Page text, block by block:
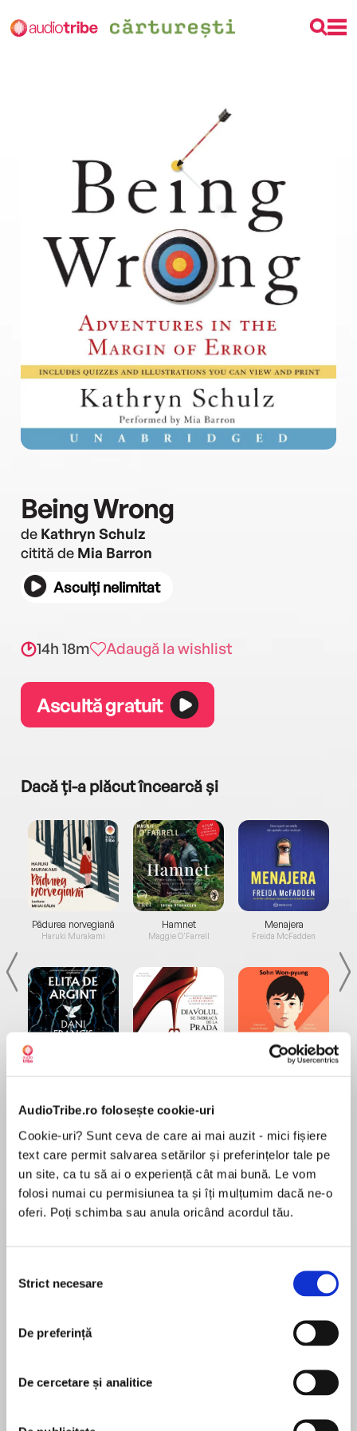
AudioTribe.ro folosește cookie-uri
Cookie-uri? Sunt ceva de care ai mai auzit - mici fișiere
text care permit salvarea setărilor și preferințelor tale pe
un site, ca tu să ai o experiență cât mai bună. Le vom
folosi numai cu permisiunea ta și îți mulțumim dacă ne-o
oferi. Poți schimba sau anula oricând acordul tău.
consimțământului
Strict necesare
De preferință
De cercetare și analitice
Being Wrong
de Kathryn Schulz
citită de Mia Barron
Asculți nelimitat
14h 18m Adaugă la wishlist
Ascultă gratuit
Dacă ți-a plăcut încearcă și
Pădurea norvegiană
Haruki Murakami
Hamnet
Maggie O'Farrell
Menajera
Freida McFadden
Desprecarte
“Both wise and clever, full of fun and surprise
about a topic so central to our lives that we
on a Tough New Planet
Predictably Irrational comes Being Wrong, an
illuminating exploration of what it means to be
pentru această carte